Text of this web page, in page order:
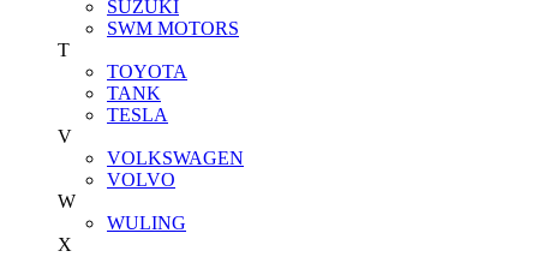
SUZUKI
SWM MOTORS
T
TOYOTA
TANK
TESLA
V
VOLKSWAGEN
VOLVO
W
WULING
X